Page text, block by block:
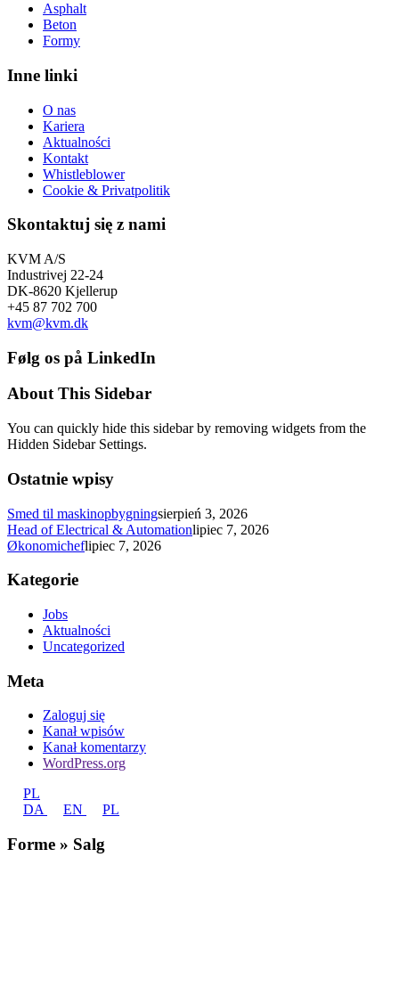
Asphalt
Beton
Formy
Inne linki
O nas
Kariera
Aktualności
Kontakt
Whistleblower
Cookie & Privatpolitik
Skontaktuj się z nami
KVM A/S
Industrivej 22-24
DK-8620 Kjellerup
+45 87 702 700
kvm@kvm.dk
Følg os på LinkedIn
About This Sidebar
You can quickly hide this sidebar by removing widgets from the
Hidden Sidebar Settings.
Ostatnie wpisy
Smed til maskinopbygningsierpień 3, 2026
Head of Electrical & Automationlipiec 7, 2026
Økonomicheflipiec 7, 2026
Kategorie
Jobs
Aktualności
Uncategorized
Meta
Zaloguj się
Kanał wpisów
Kanał komentarzy
WordPress.org
PL
DA
EN PL
Forme » Salg